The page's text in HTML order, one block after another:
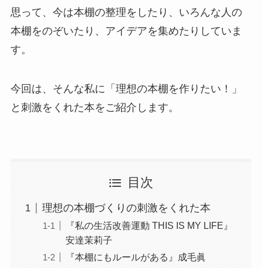
思って、今は本棚の整理をしたり、いろんな人の
本棚をのぞいたり、アイデアを集めたりしていま
す。
今回は、そんな私に「理想の本棚を作りたい！」
と刺激をくれた本をご紹介します。
目次
理想の本棚づくりの刺激をくれた本
『私の生活改善運動 THIS IS MY LIFE』
安達茉莉子
『本棚にもルールがある』成毛眞